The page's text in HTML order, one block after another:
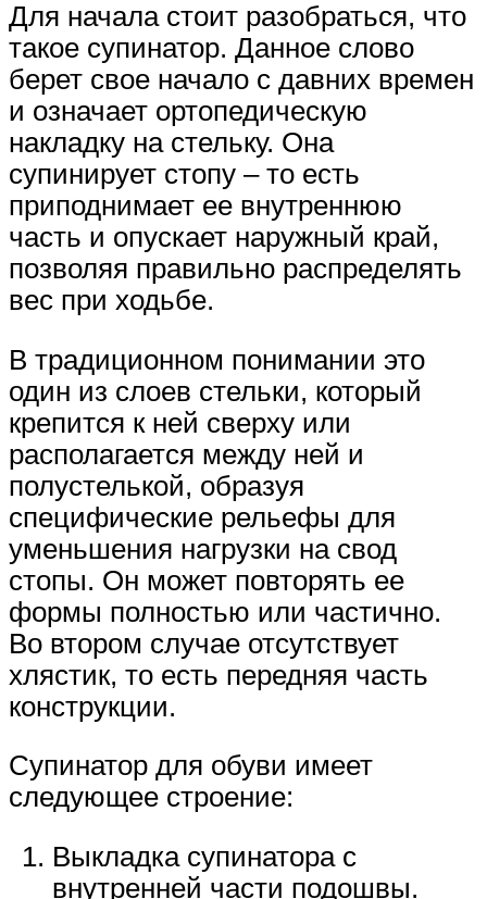
Для начала стоит разобраться, что
такое супинатор. Данное слово
берет свое начало с давних времен
и означает ортопедическую
накладку на стельку. Она
супинирует стопу – то есть
приподнимает ее внутреннюю
часть и опускает наружный край,
позволяя правильно распределять
вес при ходьбе.
В традиционном понимании это
один из слоев стельки, который
крепится к ней сверху или
располагается между ней и
полустелькой, образуя
специфические рельефы для
уменьшения нагрузки на свод
стопы. Он может повторять ее
формы полностью или частично.
Во втором случае отсутствует
хлястик, то есть передняя часть
конструкции.
Супинатор для обуви имеет
следующее строение:
Выкладка супинатора с
внутренней части подошвы.